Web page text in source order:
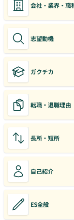
会社・業界・職
志望動機
ガクチカ
転職・退職理由
長所・短所
自己紹介
ES全般